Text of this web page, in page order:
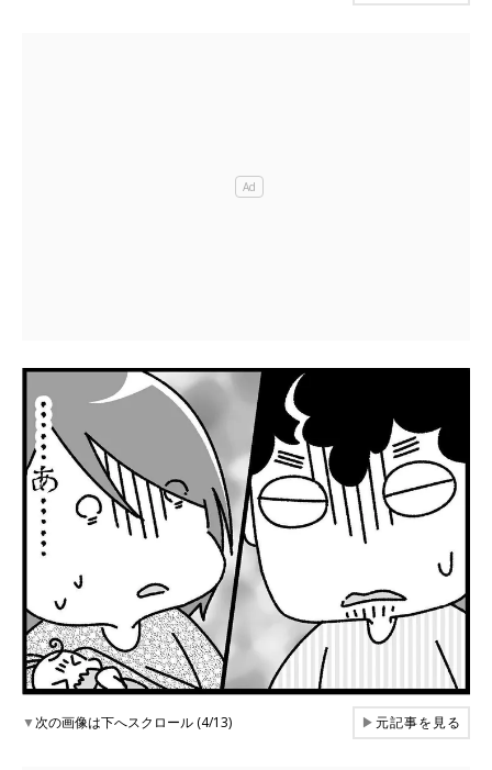
▼次の画像は下へスクロール (4/13) ▶元記事を見る